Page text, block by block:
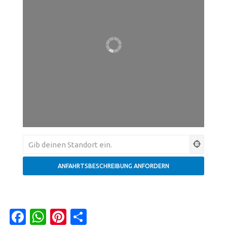
Facebook
WhatsApp
Pinterest